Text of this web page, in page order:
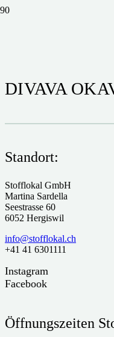
DIVAVA
Standort:
Stofflokal GmbH
Martina Sardella
Seestrasse 60
6052 Hergiswil
info@stofflokal.ch
+41 41 6301111
Instagram
Facebook
Öffnungszeiten